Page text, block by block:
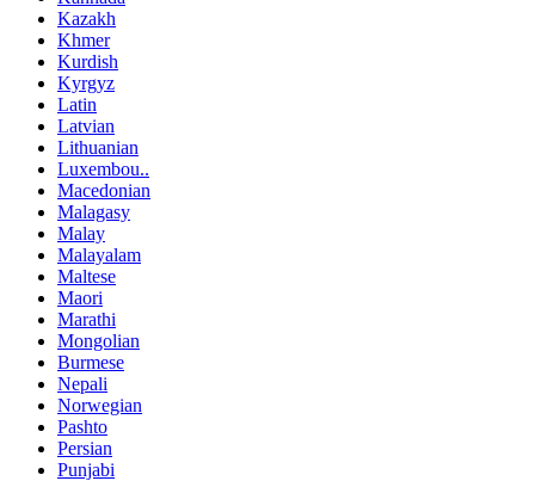
Kazakh
Khmer
Kurdish
Kyrgyz
Latin
Latvian
Lithuanian
Luxembou..
Macedonian
Malagasy
Malay
Malayalam
Maltese
Maori
Marathi
Mongolian
Burmese
Nepali
Norwegian
Pashto
Persian
Punjabi